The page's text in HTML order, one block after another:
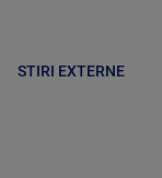
STIRI EXTERNE